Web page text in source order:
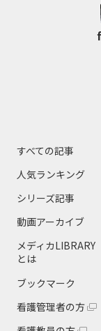
すべての記事
人気ランキング
シリーズ記事
動画アーカイブ
メディカLIBRARY
とは
ブックマーク
看護管理者の方